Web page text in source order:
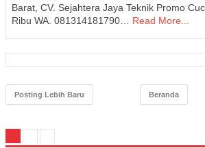
Barat, CV. Sejahtera Jaya Teknik Promo
Ribu WA. 081314181790…
Read More...
Posting Lebih Baru Beranda